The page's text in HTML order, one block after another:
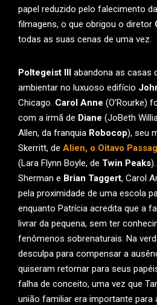
papel reduzido pelo falecimento
filmagens, o que obrigou o diretor
todas as suas cenas de uma vez.
Poltegeist III abandona as casas
ambientar no luxuoso edifício
Chicago. Carol Anne (O’Rourke)
com a irmã de Diane (JoBeth
Allen, da franquia Robocop), seu
Skerritt, de Alien, o Oitavo
(Lara Flynn Boyle, de Twin Peaks
Sherman e Brian Taggert, Carol
pela proximidade de uma escola
enquanto Patrícia acredita que a
livrar da pequena, sem ter
fenômenos sobrenaturais. Na
desculpa para compensar a
quiseram retornar para seus
falha de conceito, uma vez que
união familiar era importante